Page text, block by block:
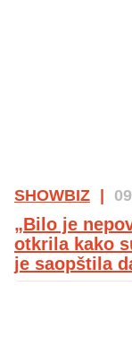
SHOWBIZ |
„Bilo je
otkrila kako
je saopštila